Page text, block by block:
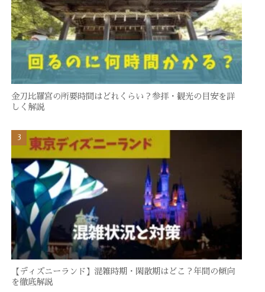
金刀比羅宮の所要時間はどれくらい？参拝・観光の目安を詳
しく解説
【ディズニーランド】混雑時期・閑散期はどこ？年間の傾向
を徹底解説